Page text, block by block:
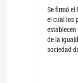
Se firmó el
el cual los
de la
sociedad